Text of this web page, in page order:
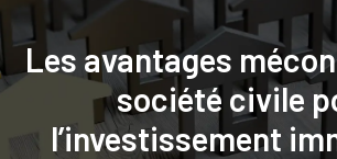
Les avantages
société civile
l’investissement